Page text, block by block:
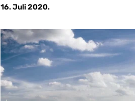
16. Juli 2020.